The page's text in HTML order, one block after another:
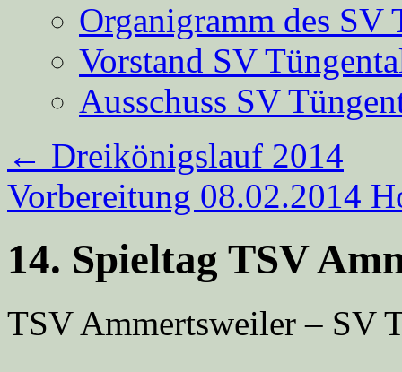
Organigramm des SV
Vorstand SV
Ausschuss SV
← Dreikönigslauf 2014
Vorbereitung 08.02.2014
14. Spieltag TSV
TSV Ammertsweiler – SV